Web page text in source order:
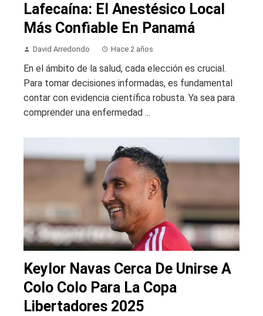
Lafecaína: El Anestésico Local
Más Confiable En Panamá
David Arredondo Hace 2 años
En el ámbito de la salud, cada elección es crucial.
Para tomar decisiones informadas, es fundamental
contar con evidencia científica robusta. Ya sea para
comprender una enfermedad ...
Keylor Navas Cerca De Unirse A
Colo Colo Para La Copa
Libertadores 2025